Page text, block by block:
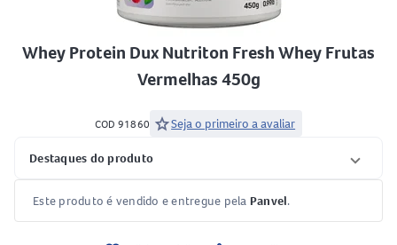
Whey Protein Dux Nutriton Fresh Whey Frutas
Vermelhas 450g
COD 91860 starSeja o primeiro a avaliar
Destaques do produto
Este produto é vendido e entregue pela Panvel.